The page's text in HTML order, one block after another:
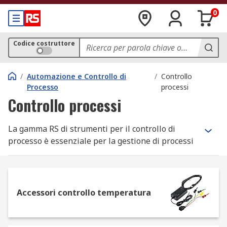
0
Codice costruttore
/ Automazione e Controllo di
Processo
/ Controllo
processi
Controllo processi
La gamma RS di strumenti per il controllo di
processo è essenziale per la gestione di processi
accurati, come quelli che offriamo nel nostro
catalogo online, sono infatti una parte essenziale
di qualsiasi soluzione che garantisca il controllo
Accessori controllo temperatura